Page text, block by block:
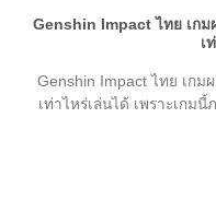
Genshin Impact ไทย เก
เ
Genshin Impact ไทย เก
เท่าไหร่เล่นได้ เพราะเกม